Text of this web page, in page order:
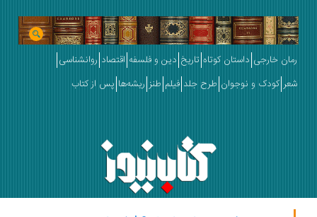
خارجی داستان کوتاه تاریخ دین و فلسفه اقتصاد روانشناسی
کودک و نوجوان طرح جلد فیلم طنز ریشه‌ها پس از کتاب